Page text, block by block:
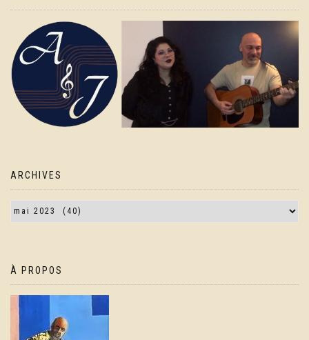
ARCHIVES
À PROPOS